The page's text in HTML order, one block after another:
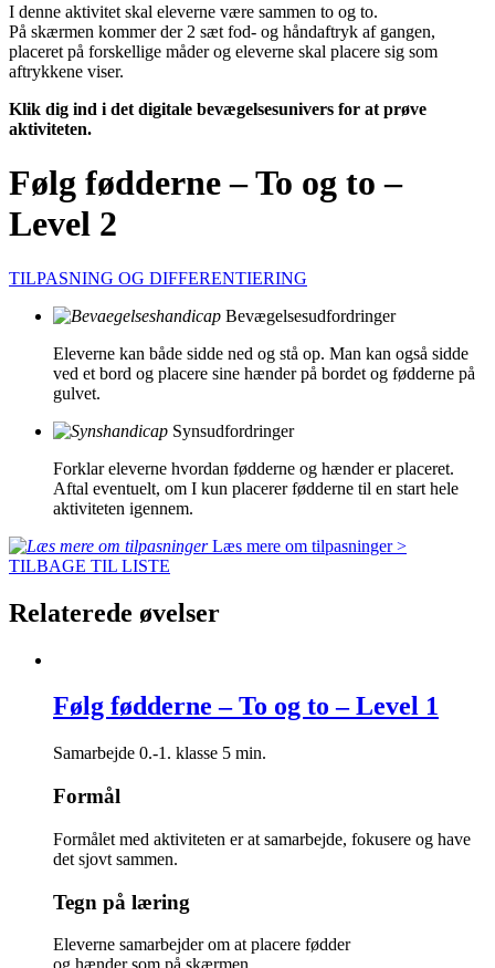
I denne aktivitet skal eleverne være sammen to og to.
På skærmen kommer der 2 sæt fod- og håndaftryk af gangen,
placeret på forskellige måder og eleverne skal placere sig som
aftrykkene viser.
Klik dig ind i det digitale bevægelsesunivers for at prøve
aktiviteten.
Følg fødderne – To og to –
Level 2
TILPASNING OG DIFFERENTIERING
Bevægelsesudfordringer
Eleverne kan både sidde ned og stå op. Man kan også sidde
ved et bord og placere sine hænder på bordet og fødderne på
gulvet.
Synsudfordringer
Forklar eleverne hvordan fødderne og hænder er placeret.
Aftal eventuelt, om I kun placerer fødderne til en start hele
aktiviteten igennem.
Læs mere om tilpasninger >
TILBAGE TIL LISTE
Relaterede øvelser
Følg fødderne – To og to – Level 1
Samarbejde 0.-1. klasse 5 min.
Formål
Formålet med aktiviteten er at samarbejde, fokusere og have
det sjovt sammen.
Tegn på læring
Eleverne samarbejder om at placere fødder